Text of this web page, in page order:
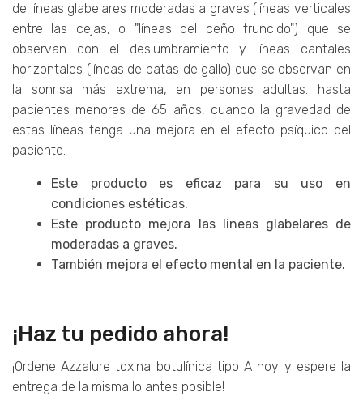
de líneas glabelares moderadas a graves (líneas verticales
entre las cejas, o "líneas del ceño fruncido") que se
observan con el deslumbramiento y líneas cantales
horizontales (líneas de patas de gallo) que se observan en
la sonrisa más extrema, en personas adultas. hasta
pacientes menores de 65 años, cuando la gravedad de
estas líneas tenga una mejora en el efecto psíquico del
paciente.
Este producto es eficaz para su uso en
condiciones estéticas.
Este producto mejora las líneas glabelares de
moderadas a graves.
También mejora el efecto mental en la paciente.
¡Haz tu pedido ahora!
¡Ordene Azzalure toxina botulínica tipo A hoy y espere la
entrega de la misma lo antes posible!